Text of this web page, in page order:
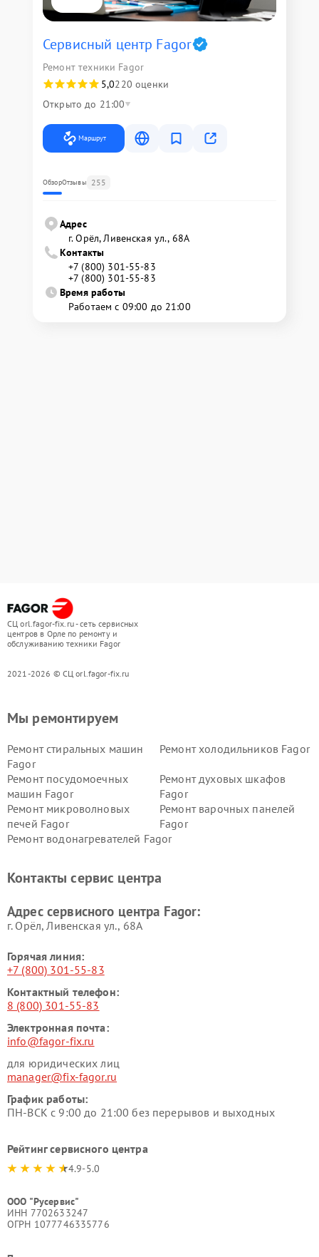
Сервисный центр Fagor
Ремонт техники Fagor
5,0220 оценки
Открыто до 21:00
Маршрут
ОбзорОтзывы 255
Адрес
г. Орёл, Ливенская ул., 68А
Контакты
+7 (800) 301-55-83
+7 (800) 301-55-83
Время работы
Работаем с 09:00 до 21:00
СЦ orl.fagor-fix.ru - сеть сервисных
центров в Орле по ремонту и
обслуживанию техники Fagor
2021-2026 © СЦ orl.fagor-fix.ru
Мы ремонтируем
Ремонт стиральных машин
Fagor
Ремонт холодильников Fagor
Ремонт посудомоечных
машин Fagor
Ремонт духовых шкафов
Fagor
Ремонт микроволновых
печей Fagor
Ремонт варочных панелей
Fagor
Ремонт водонагревателей Fagor
Контакты сервис центра
Адрес сервисного центра Fagor:
г. Орёл, Ливенская ул., 68А
Горячая линия:
+7 (800) 301-55-83
Контактный телефон:
8 (800) 301-55-83
Электронная почта:
info@fagor-fix.ru
для юридических лиц
manager@fix-fagor.ru
График работы:
ПН-ВСК с 9:00 до 21:00 без перерывов и выходных
Рейтинг сервисного центра
4.9-5.0
ООО "Русервис"
ИНН 7702633247
ОГРН 1077746335776